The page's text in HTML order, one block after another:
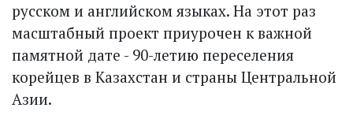
русском и английском языках. На этот раз
масштабный проект приурочен к важной
памятной дате - 90-летию переселения
корейцев в Казахстан и страны Центральной
Азии.